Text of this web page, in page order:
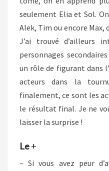
seulement Elia et Sol.
Alek, Tim ou encore Max,
J’ai trouvé d’ailleurs
personnages
un rôle de figurant dans
acteurs dans la
finalement, ce sont les
le résultat final. Je ne
laisser la surprise !
Le+
– Si vous avez peur